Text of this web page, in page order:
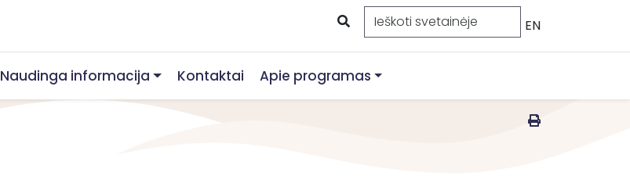
EN
Naudinga informacija Kontaktai Apie programas